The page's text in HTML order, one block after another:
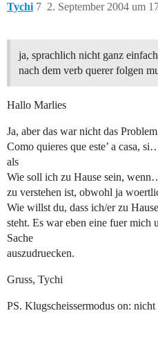
Tychi 2. September 2004 um
7
ja, sprachlich nicht ganz
nach dem verb querer folgen
Hallo Marlies
Ja, aber das war nicht das
Como quieres que este’ a casa,
als
Wie soll ich zu Hause sein,
zu verstehen ist, obwohl ja
Wie willst du, dass ich/er zu
steht. Es war eben eine fuer mich
Sache
auszudruecken.
Gruss, Tychi
PS. Klugscheissermodus on: